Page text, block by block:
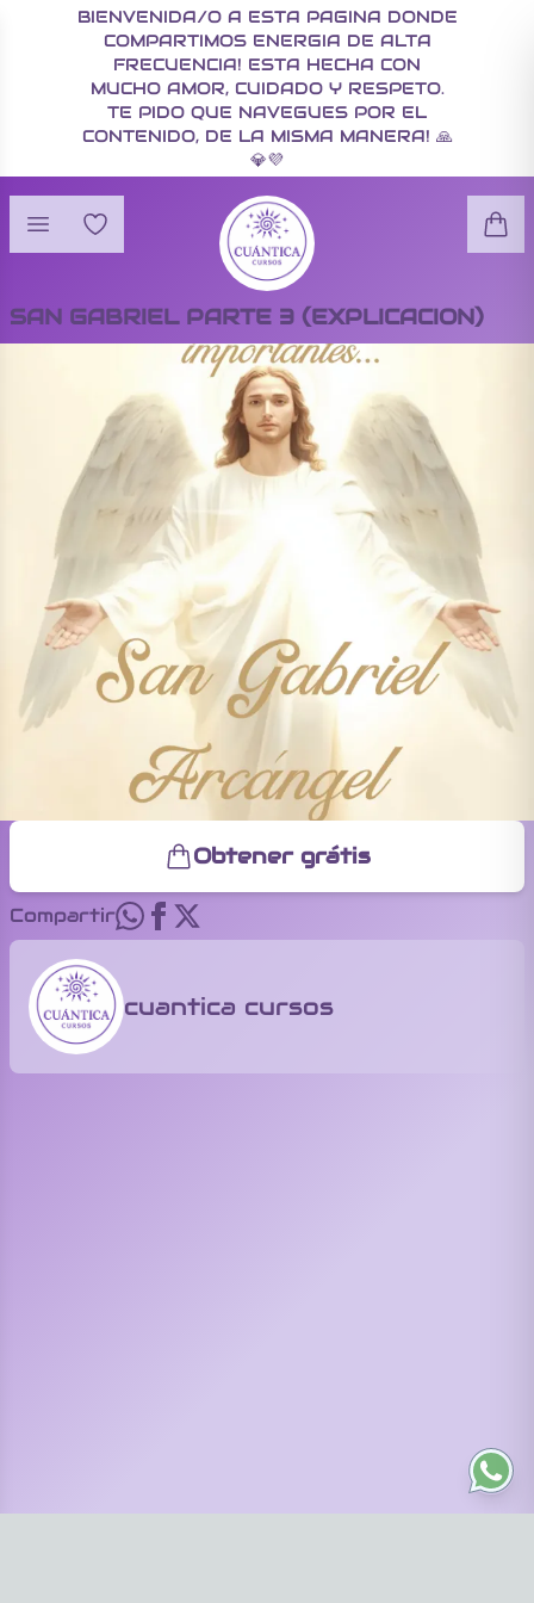
BIENVENIDA/O A ESTA PAGINA DONDE
COMPARTIMOS ENERGIA DE ALTA
FRECUENCIA! ESTA HECHA CON
MUCHO AMOR, CUIDADO Y RESPETO.
TE PIDO QUE NAVEGUES POR EL
CONTENIDO, DE LA MISMA MANERA! 🙏
💎💜
SAN GABRIEL PARTE 3 (EXPLICACION)
Obtener grátis
Compartir
cuantica cursos